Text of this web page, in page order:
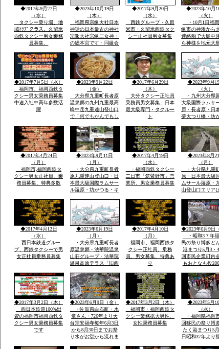
でスキー場完備」
◆2017年9月27日
（水）
タクシー乗り場、地
域ﾄﾂﾌﾟクラス、久留米
西鉄タクシー男女乗務
員募集、
◆2023年10月19日
（木）
福岡県宗像大社日本
神話の日本最古の神社
宗像大社宗像三女神・
の総本宮です・同級会
連遺跡とお祭りに船で
行き「神宿る島」宗
像・沖ノ島関連がユネ
スコ世界遺産に登録見
て聞いてビツクリです
◆2017年9月20日
（水）
西鉄グループ・久留
米市・久留米西鉄タク
シー正社員男女募集
◆2023年10月
（火）
・10月1日福
像市の神湊から
連絡船で大島中
ら神様を地元大
地元漁師さんの
のせ神湊までそ
ご神体を宗像大
運び大島遥拝所
お宿「まなべ
◆2017年7月5日（水）
福岡市、福岡西鉄タ
クシー男女乗務員募集
中途入社中高年多数活
躍
◆2023年9月22日
（金）
大分県九重町長者原
温泉郷の九州九重最高
峰中岳九重連山登山口
で「何でもかんでもし
告・温泉豊富なエリア
で開催報告地元民のジ
ビエ料理・鹿・いのし
しのさしいれ恊力で大
変盛り上がりました
◆2017年6月29日
（木）
大分タクシー正社員
乗務員男女募集、日本
最大級専門・タクルー
ト
◆2023年9月
（火）
・九州大分県
大級国際ラムサ
原・長者原・日
夢大つり橋・坊
華院温泉山荘・
山九州最高峰中
重連山・標高・
「坊がつる賛歌
名な坊がつるキ
場
◆2017年4月24日
（月）
福岡市,福岡西鉄タ
クシー男女正社員、乗
務員募集、特典多数
◆2023年9月11日
（月）
・大分県九重町長者
原九重連山登山口・日
本最大級国際ラムサー
ル湿原・坊がつる・キ
リシマ開花。九州最高
所天然温泉・行く帰る
最低5時間前後・また
行きたい法華院温泉山
荘
◆2017年4月19日
（水）
・福岡西鉄タクシー
二日市「筑紫野市」営
業所、男女乗務員募集
◆2023年8月
（月）
・大分県九重
原・日本最大級
ムサール湿原・
山登山口エリア
暮れ雨の滝ルー
ケ池ルート・法
泉山荘の九州最
然温泉・九州最
重連山中岳ルー
◆2017年4月12日
（水）
西日本鉄道グルー
プ、西鉄タクシーで男
女正社員乗務員募集
◆2023年6月19日
（月）
・大分県九重町長者
原温泉郷・法華院温泉
山荘グループ・法華院
温泉高原テラス「旧西
ok・温泉入浴￥５０
０・併設レストラン和
洋食１０００円から２
０００・登山・研修
会・合宿全国実績多数
◆2017年4月10日
（月）
福岡市、福岡西鉄タ
クシー正社員、乗務
員、男女募集、特典あ
り
◆2023年6月9日
・昭和3７年
民の祭り博多ど
港まつり5月3・
回市民企業町内
もおとなも役
出し練り歩きま
に踊り本舞台・
加で運営再開発
バンの街で
◆2017年3月2日（木）
西日本鉄道100%出
資の福岡市福岡西鉄タ
クシー男女乗務員募集
です
◆2023年6月9日（金）
・佐賀県白石町・水
堂さん・726年より天
台宗安福寺毎年6月3日
から8月30日までお祭
り水がお堂から流れま
◆2017年3月2日（木）
福岡市・福岡西鉄タ
クシー業務拡大男性、
女性乗務員募集
◆2023年5月
（水）
・福岡県福岡
回移民の祭り博
たく港まつり5
日昭和37年より